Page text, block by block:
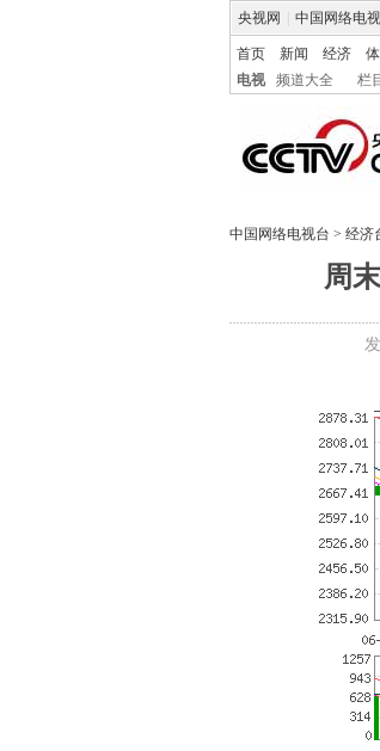
央视网 中国网络电
首页 新闻 经济
电视
频道大全 栏
中国网络电视台 > 经济
周